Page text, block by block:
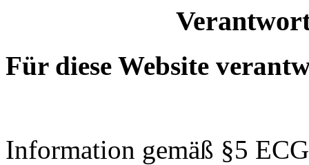
Für diese Website
Information gemäß §5 ECG